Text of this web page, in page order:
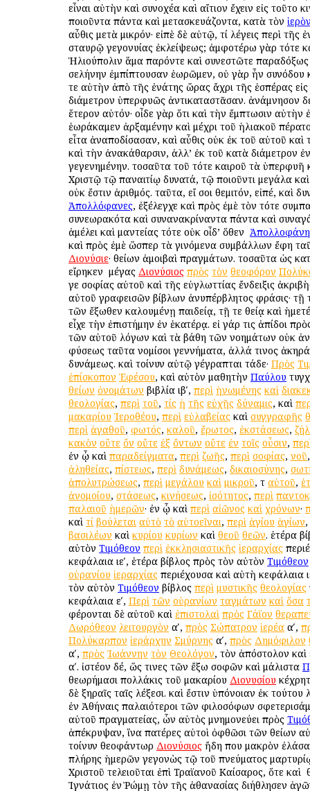
εἶναι αὐτὴν καὶ συνοχέα καὶ αἴτιον ἔχειν εἰς τοῦτο
ποιοῦντα πάντα καὶ μετασκευάζοντα, κατὰ τὸν
αὖθις μετὰ μικρόν· εἰπὲ δὲ αὐτῷ, τί λέγεις περὶ τῆς
σταυρῷ γεγονυίας ἐκλείψεως; ἀμφοτέρω γὰρ τότε
Ἡλιούπολιν ἅμα παρόντε καὶ συνεστῶτε
σελήνην ἐμπίπτουσαν ἑωρῶμεν, οὐ γὰρ ἦν συνόδου
τε αὐτὴν ἀπὸ τῆς ἐνάτης ὥρας ἄχρι τῆς ἑσπέρας
διάμετρον ὑπερφυῶς ἀντικαταστᾶσαν. ἀνάμνησον
ἕτερον αὐτόν· οἶδε γὰρ ὅτι καὶ τὴν ἔμπτωσιν αὐτὴν
ἑωράκαμεν ἀρξαμένην καὶ μέχρι τοῦ ἡλιακοῦ
εἶτα ἀναποδίσασαν, καὶ αὖθις οὐκ ἐκ τοῦ αὐτοῦ καὶ
καὶ τὴν ἀνακάθαρσιν, ἀλλ’ ἐκ τοῦ κατὰ διάμετρον
γεγενημένην. τοσαῦτα τοῦ τότε καιροῦ τὰ ὑπερφυῆ
Χριστῷ τῷ παναιτίῳ δυνατά, τῷ ποιοῦντι μεγάλα
οὐκ ἔστιν ἀριθμός. ταῦτα, εἴ σοι θεμιτόν, εἰπέ, καὶ
Ἀπολλόφανες, ἐξέλεγχε καὶ πρὸς ἐμὲ τὸν τότε
συνεωρακότα καὶ συνανακρίναντα πάντα καὶ
ἀμέλει καὶ μαντείας τότε οὐκ οἶδ’ ὅθεν ὁ
καὶ πρὸς ἐμὲ ὥσπερ τὰ γινόμενα συμβάλλων ἔφη
Διονύσιε· θείων ἀμοιβαὶ πραγμάτων. τοσαῦτα ὡς
εἴρηκεν ὁ μέγας Διονύσιος πρὸς τὸν θεοφόρον
γε σοφίας αὐτοῦ καὶ τῆς εὐγλωττίας ἔνδειξις
αὐτοῦ γραφεισῶν βίβλων ἀνυπέρβλητος φράσις· τῇ
τῶν ἔξωθεν καλουμένῃ παιδείᾳ, τῇ τε θείᾳ καὶ
εἶχε τὴν ἐπιστήμην ἐν ἑκατέρᾳ. εἰ γάρ τις ἀπίδοι
τῶν αὐτοῦ λόγων καὶ τὰ βάθη τῶν νοημάτων οὐκ
φύσεως ταῦτα νομίσοι γεννήματα, ἀλλά τινος
δυνάμεως. καὶ τοίνυν αὐτῷ γέγραπται τάδε· Πρὸς
ἐπίσκοπον Ἐφέσου, καὶ αὐτὸν μαθητὴν Παύλου
θείων ὀνομάτων βιβλία ιβʹ, περὶ ἡνωμένης καὶ
θεολογίας, περὶ τοῦ, τίς ἡ τῆς εὐχῆς δύναμις, καὶ
μακαρίου Ἱεροθέου, περὶ εὐλαβείας καὶ συγγραφῆς
περὶ ἀγαθοῦ, φωτός, καλοῦ, ἔρωτος, ἐκστάσεως,
κακὸν οὔτε ὂν οὔτε ἐξ ὄντων οὔτε ἐν τοῖς οὖσιν,
ἐν ᾧ καὶ παραδείγματα, περὶ ζωῆς, περὶ σοφίας,νοῦ
ἀληθείας, πίστεως, περὶ δυνάμεως, δικαιοσύνης,
ἀπολυτρώσεως, περὶ μεγάλου καὶ μικροῦ, τ αὐτοῦ,
ἀνομοίου, στάσεως, κινήσεως, ἰσότητος, περὶ
παλαιοῦ ἡμερῶν· ἐν ᾧ καὶ περὶ αἰῶνος καὶ χρόνων·
καὶ τί βούλεται αὐτὸ τὸ αὐτοεῖναι, περὶ ἁγίου ἁγίων,
βασιλέων καὶ κυρίου κυρίων καὶ θεοῦ θεῶν. ἑτέρα
αὐτὸν Τιμόθεον περὶ ἐκκλησιαστικῆς ἱεραρχίας
κεφάλαια ιεʹ, ἑτέρα βίβλος πρὸς τὸν αὐτὸν Τιμόθεον
οὐρανίου ἱεραρχίας περιέχουσα καὶ αὐτὴ κεφάλαια
τὸν αὐτὸν Τιμόθεον βίβλος περὶ μυστικῆς θεολογίας
κεφάλαια εʹ, Περὶ τῶν οὐρανίων ταγμάτων καὶ ὅσα
φέρονται δὲ αὐτοῦ καὶ ἐπιστολαὶ πρὸς Γάϊον
Δωρόθεον λειτουργὸν αʹ, πρὸς Σώπατρον ἱερέα αʹ,
Πολύκαρπον ἱεράρχην Σμύρνης αʹ, πρὸς Δημόφιλον
αʹ, πρὸς Ἰωάννην τὸν Θεολόγον, τὸν ἀπόστολον καὶ
αʹ. ἰστέον δέ, ὥς τινες τῶν ἔξω σοφῶν καὶ μάλιστα
θεωρήμασι πολλάκις τοῦ μακαρίου Διονυσίου
δὲ ξηραῖς ταῖς λέξεσι. καὶ ἔστιν ὑπόνοιαν ἐκ τούτου
ἐν Ἀθήναις παλαιότεροι τῶν φιλοσόφων
αὐτοῦ πραγματείας, ὧν αὐτὸς μνημονεύει πρὸς
ἀπέκρυψαν, ἵνα πατέρες αὐτοὶ ὀφθῶσι τῶν θείων
τοίνυν θεοφάντωρ Διονύσιος ἤδη που μακρὸν
πλήρης ἡμερῶν γεγονὼς τῷ τοῦ πνεύματος
Χριστοῦ τελειοῦται ἐπὶ Τραϊανοῦ Καίσαρος, ὅτε καὶ
Ἰγνάτιος ἐν Ῥώμῃ τὸν τῆς ἀθανασίας διήθλησεν